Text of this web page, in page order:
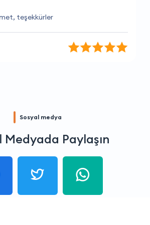
teşekkürler
Sosyal medya
Medyada Paylaşın